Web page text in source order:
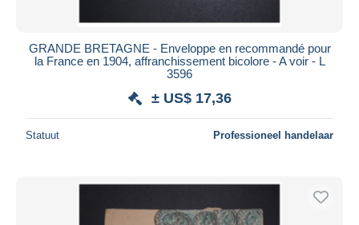
GRANDE BRETAGNE - Enveloppe en recommandé pour
la France en 1904, affranchissement bicolore - A voir - L
3596
± US$ 17,36
Statuut Professioneel handelaar